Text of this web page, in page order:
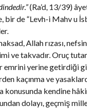
(Ra’d, 13/39)
bir de “Levh-i Mahv u
Allah rızası,
ve takvadır. Oruç
emrini yerine getirdiği
kaçınma ve
konusunda kendine
dolayı, geçmiş